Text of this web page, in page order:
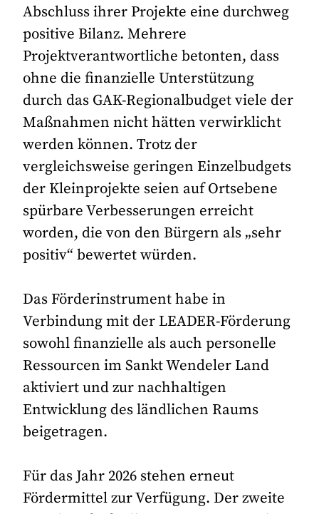
Abschluss ihrer Projekte eine durchweg
positive Bilanz. Mehrere
Projektverantwortliche betonten, dass
ohne die finanzielle Unterstützung
durch das GAK-Regionalbudget viele der
Maßnahmen nicht hätten verwirklicht
werden können. Trotz der
vergleichsweise geringen Einzelbudgets
der Kleinprojekte seien auf Ortsebene
spürbare Verbesserungen erreicht
worden, die von den Bürgern als „sehr
positiv“ bewertet würden.
Das Förderinstrument habe in
Verbindung mit der LEADER-Förderung
sowohl finanzielle als auch personelle
Ressourcen im Sankt Wendeler Land
aktiviert und zur nachhaltigen
Entwicklung des ländlichen Raums
beigetragen.
Für das Jahr 2026 stehen erneut
Fördermittel zur Verfügung. Der zweite